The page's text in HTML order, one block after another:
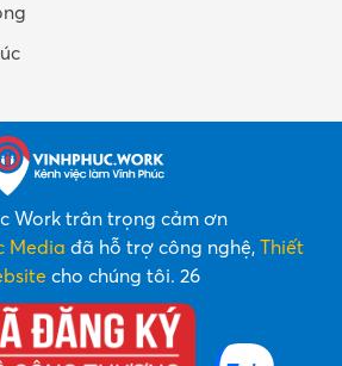
Work trân trọng cảm ơn
Media đã hỗ trợ công nghệ, Thiết
cho chúng tôi. 26